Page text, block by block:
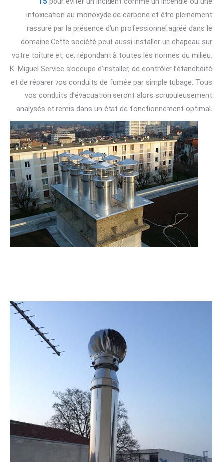
intoxication au monoxyde de carbone et être pleinement
rassuré par la présence d’un professionnel agréé dans le
domaine.Cette société peut aussi installer un chapeau sur
votre toiture et, ce, répondant à toutes les normes du milieu.
K. Miguel Service s’occupe d’installer, de contrôler l’étanchéité
et de réparer vos conduits de fumée par simple tubage. Tous
vos conduits d’évacuation seront alors scrupuleusement
analysés et remis dans un état de fonctionnement optimal.